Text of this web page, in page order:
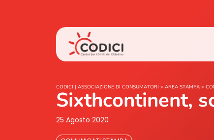
CODICI | ASSOCIAZIONE DI CONSUMATORI > AREA STAMPA >
Sixthcontinent,
25 Agosto 2020